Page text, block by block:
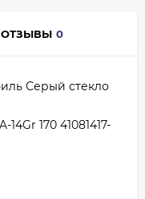
ОТЗЫВЫ 0
Серый стекло
170 41081417-